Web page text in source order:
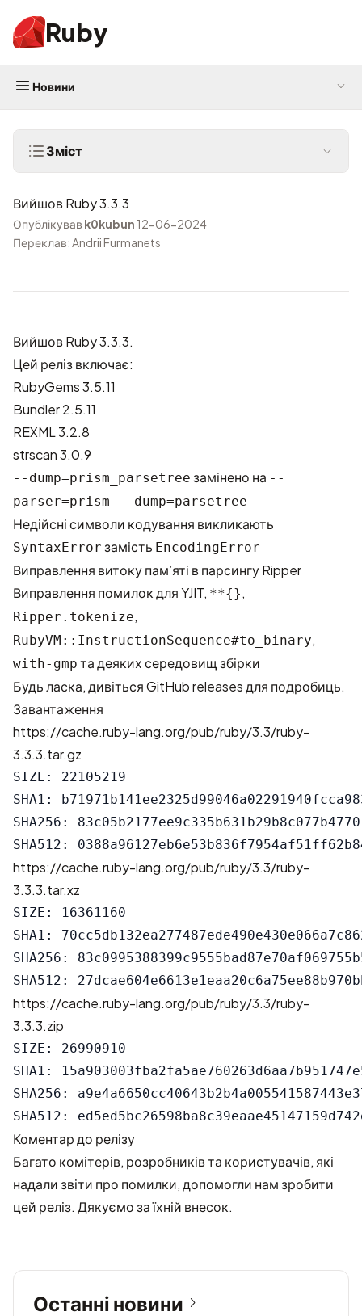
Ruby
Новини
Зміст
Вийшов Ruby 3.3.3
Опублікував k0kubun 12-06-2024
Переклав: Andrii Furmanets
Вийшов Ruby 3.3.3.
Цей реліз включає:
RubyGems 3.5.11
Bundler 2.5.11
REXML 3.2.8
strscan 3.0.9
--dump=prism_parsetree замінено на --
parser=prism --dump=parsetree
Недійсні символи кодування викликають
SyntaxError замість EncodingError
Виправлення витоку пам’яті в парсингу Ripper
Виправлення помилок для YJIT, **{} ,
Ripper.tokenize,
RubyVM::InstructionSequence#to_binary, --
with-gmp та деяких середовищ збірки
Будь ласка, дивітьсяGitHub releasesдля подробиць.
Завантаження
https://cache.ruby-lang.org/pub/ruby/3.3/ruby-
3.3.3.tar.gz
SIZE: 22105219
SHA1:
SHA256:
https://cache.ruby-lang.org/pub/ruby/3.3/ruby-
3.3.3.tar.xz
SIZE: 16361160
SHA1:
SHA256:
https://cache.ruby-lang.org/pub/ruby/3.3/ruby-
3.3.3.zip
SIZE: 26990910
SHA1:
SHA256:
Коментар до релізу
Багато комітерів, розробників та користувачів, які
надали звіти про помилки, допомогли нам зробити
цей реліз. Дякуємо за їхній внесок.
Останні новини